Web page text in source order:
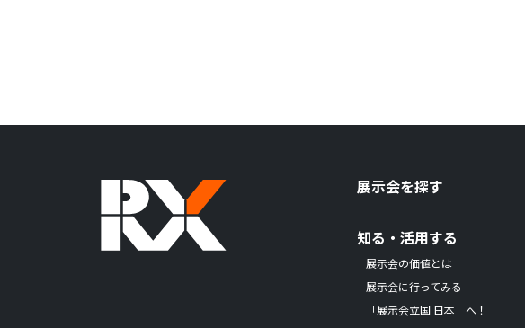
展示会を探す
知る・活用する
展示会の価値とは
展示会に行ってみる
「展示会立国 日本」へ！